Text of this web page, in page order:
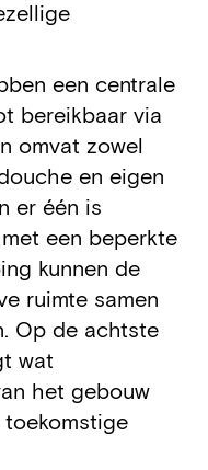
een centrale
bereikbaar via
omvat zowel
en eigen
er één is
een beperkte
kunnen de
ruimte samen
Op de achtste
wat
het gebouw